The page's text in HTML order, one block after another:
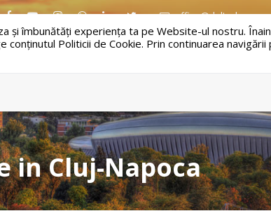
îmbunătăți experiența ta pe Website-ul nostru.
Politicii de Cookie. Prin continuarea
office@delta-
in Cluj-Napoca